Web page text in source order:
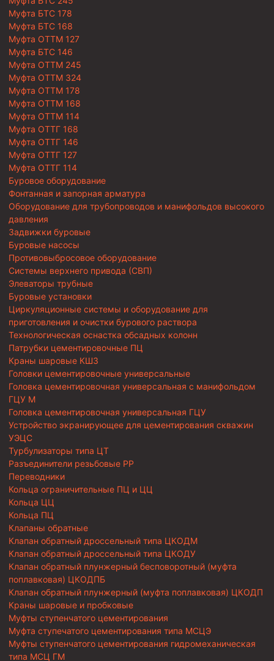
Муфта БТС 178
Муфта БТС 168
Муфта ОТТМ 127
Муфта БТС 146
Муфта ОТТМ 245
Муфта ОТТМ 324
Муфта ОТТМ 178
Муфта ОТТМ 168
Муфта ОТТМ 114
Муфта ОТТГ 168
Муфта ОТТГ 146
Муфта ОТТГ 127
Муфта ОТТГ 114
Буровое оборудование
Фонтанная и запорная арматура
Оборудование для трубопроводов и манифольдов высокого
давления
Задвижки буровые
Буровые насосы
Противовыбросовое оборудование
Системы верхнего привода (СВП)
Элеваторы трубные
Буровые установки
Циркуляционные системы и оборудование для
приготовления и очистки бурового раствора
Технологическая оснастка обсадных колонн
Патрубки цементировочные ПЦ
Краны шаровые КШЗ
Головки цементировочные универсальные
Головка цементировочная универсальная с манифольдом
ГЦУ М
Головка цементировочная универсальная ГЦУ
Устройство экранирующее для цементирования скважин
УЭЦС
Турбулизаторы типа ЦТ
Разъединители резьбовые РР
Переводники
Кольца ограничительные ПЦ и ЦЦ
Кольца ЦЦ
Кольца ПЦ
Клапаны обратные
Клапан обратный дроссельный типа ЦКОДМ
Клапан обратный дроссельный типа ЦКОДУ
Клапан обратный плунжерный бесповоротный (муфта
поплавковая) ЦКОДПБ
Клапан обратный плунжерный (муфта поплавковая) ЦКОДП
Краны шаровые и пробковые
Муфты ступенчатого цементирования
Муфта ступечатого цементирования типа МСЦЭ
Муфты ступенчатого цементирования гидромеханическая
типа МСЦ ГМ